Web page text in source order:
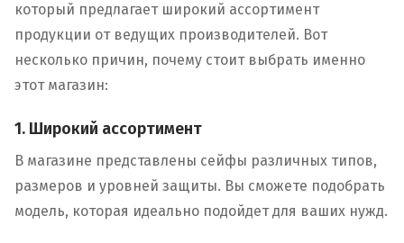
который предлагает широкий ассортимент
продукции от ведущих производителей. Вот
несколько причин, почему стоит выбрать именно
этот магазин:
1. Широкий ассортимент
В магазине представлены сейфы различных типов,
размеров и уровней защиты. Вы сможете подобрать
модель, которая идеально подойдет для ваших нужд.